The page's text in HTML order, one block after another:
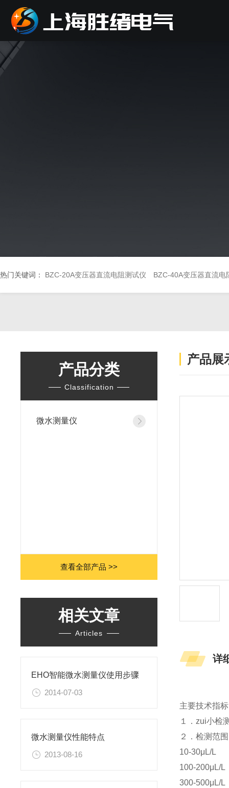
热门关键词： BZC-20A变压器直流电阻测试仪 BZC-40A变压器直流电
产品分类
Classification
微水测量仪
查看全部产品 >>
相关文章
Articles
EHO智能微水测量仪使用步骤
2014-07-03
微水测量仪性能特点
2013-08-16
产品展
详
主要技术指标
１．zui小检
２．检测范
10-30μL/L
100-200μL/L
300-500μL/L